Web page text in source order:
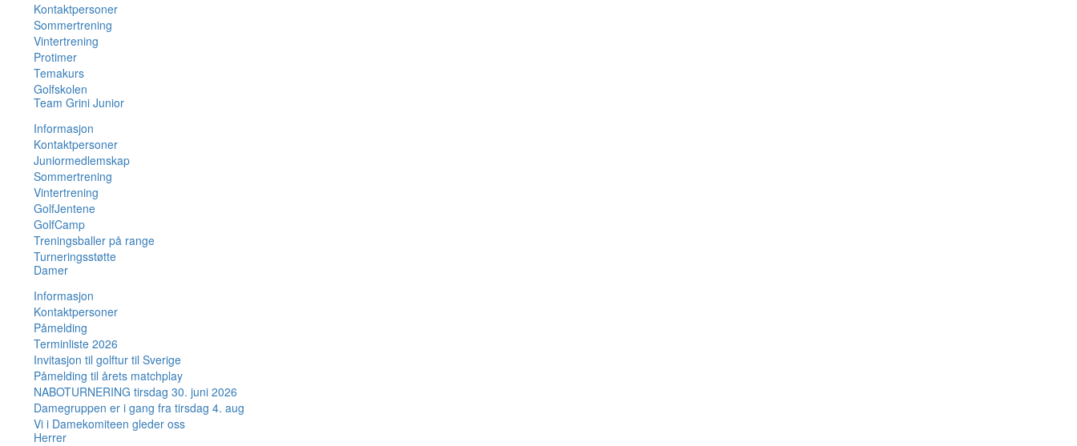
Kontaktpersoner
Sommertrening
Vintertrening
Protimer
Temakurs
Golfskolen
Team Grini Junior
Informasjon
Kontaktpersoner
Juniormedlemskap
Sommertrening
Vintertrening
GolfJentene
GolfCamp
Treningsballer på range
Turneringsstøtte
Damer
Informasjon
Kontaktpersoner
Påmelding
Terminliste 2026
Invitasjon til golftur til Sverige
Påmelding til årets matchplay
NABOTURNERING tirsdag 30. juni 2026
Damegruppen er i gang fra tirsdag 4. aug
Vi i Damekomiteen gleder oss
Herrer